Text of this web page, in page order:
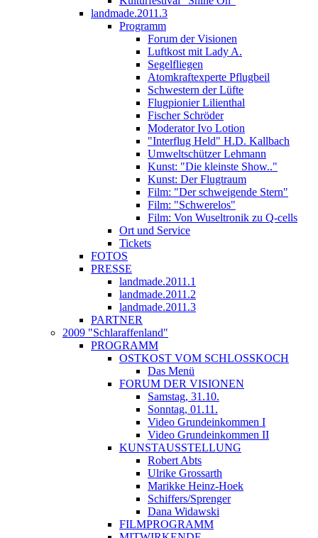
landmade.2011.3
Programm
Forum der Visionen
Luftkost mit Lady A.
Segelfliegen
Atomkraftexperte Pflugbeil
Schwestern der Lüfte
Flugpionier Lilienthal
Fischer Schröder
Moderator Ivo Lotion
"Interflug Held" H.D. Kallbach
Umweltschützer Lehmann
Kunst: "Die kleinste Show.."
Kunst: Der Flugtraum
Film: "Der schweigende Stern"
Film: "Schwerelos"
Film: Von Wuseltronik zu Q-cells
Ort und Service
Tickets
FOTOS
PRESSE
landmade.2011.1
landmade.2011.2
landmade.2011.3
PARTNER
2009 "Schlaraffenland"
PROGRAMM
OSTKOST VOM SCHLOSSKOCH
Das Menü
FORUM DER VISIONEN
Samstag, 31.10.
Sonntag, 01.11.
Video Grundeinkommen I
Video Grundeinkommen II
KUNSTAUSSTELLUNG
Robert Abts
Ulrike Grossarth
Marikke Heinz-Hoek
Schiffers/Sprenger
Dana Widawski
FILMPROGRAMM